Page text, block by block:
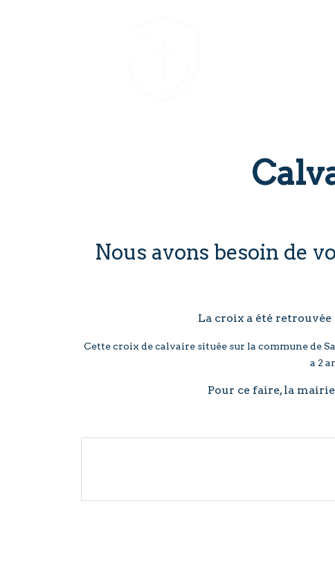
Nous avons besoin de
La croix a été
Cette croix de calvaire située sur la commune de
a 2
Pour ce faire, la